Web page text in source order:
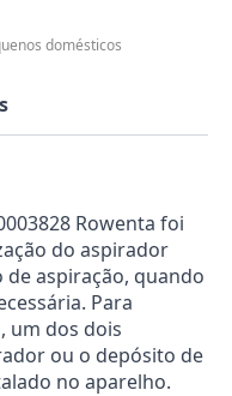
domésticos
Rowenta foi
do aspirador
aspiração, quando
Para
um dos dois
ou o depósito de
no aparelho.